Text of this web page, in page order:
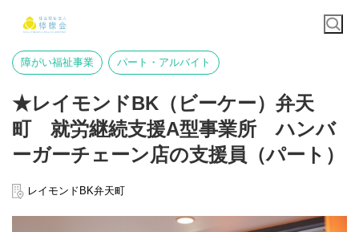
障がい福祉事業 パート・アルバイト
★レイモンドBK（ビーケー）弁天
町 就労継続支援A型事業所 ハンバ
ーガーチェーン店の支援員（パート）
レイモンドBK弁天町